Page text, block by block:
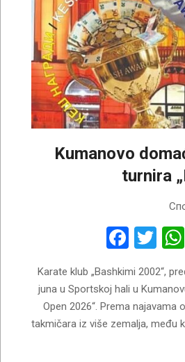
Kumanovo
turnira
Karate klub „Bashkimi 2002“,
juna u Sportskoj hali u
Open 2026“. Prema
takmičara iz više zemalja, među